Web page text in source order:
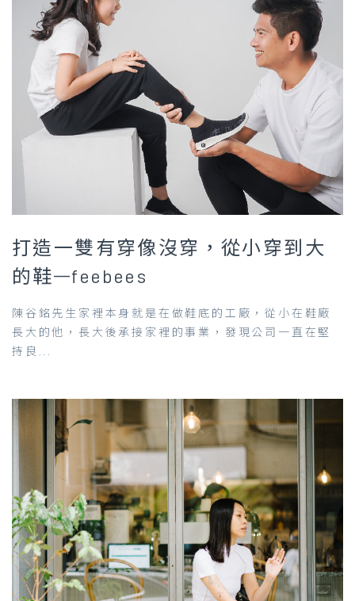
打造一雙有穿像沒穿，從小穿到大
的鞋—feebees
陳谷銘先生家裡本身就是在做鞋底的工廠，從小在鞋廠
長大的他，長大後承接家裡的事業，發現公司一直在堅
持良...